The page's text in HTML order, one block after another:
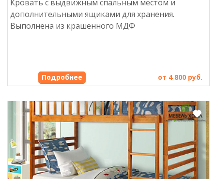
Кровать с выдвижным спальным местом и
дополнительными ящиками для хранения.
Выполнена из крашенного МДФ
Подробнее от 4 800 руб.